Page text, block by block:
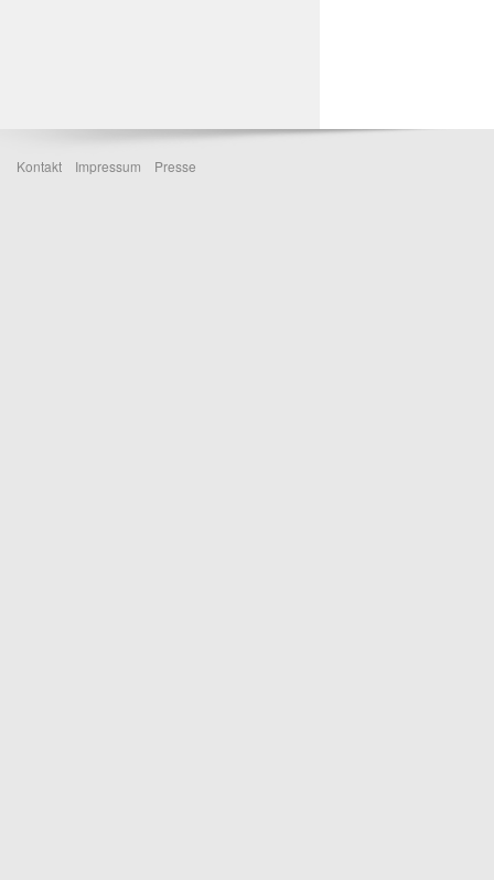
Kontakt Impressum Presse